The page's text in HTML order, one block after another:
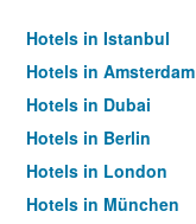
Hotels in Istanbul
Hotels in Amsterdam
Hotels in Dubai
Hotels in Berlin
Hotels in London
Hotels in München